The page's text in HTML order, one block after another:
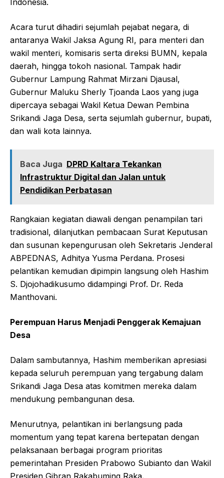
Indonesia.
Acara turut dihadiri sejumlah pejabat negara, di
antaranya Wakil Jaksa Agung RI, para menteri dan
wakil menteri, komisaris serta direksi BUMN, kepala
daerah, hingga tokoh nasional. Tampak hadir
Gubernur Lampung Rahmat Mirzani Djausal,
Gubernur Maluku Sherly Tjoanda Laos yang juga
dipercaya sebagai Wakil Ketua Dewan Pembina
Srikandi Jaga Desa, serta sejumlah gubernur, bupati,
dan wali kota lainnya.
Baca Juga DPRD Kaltara Tekankan
Infrastruktur Digital dan Jalan untuk
Pendidikan Perbatasan
Rangkaian kegiatan diawali dengan penampilan tari
tradisional, dilanjutkan pembacaan Surat Keputusan
dan susunan kepengurusan oleh Sekretaris Jenderal
ABPEDNAS, Adhitya Yusma Perdana. Prosesi
pelantikan kemudian dipimpin langsung oleh Hashim
S. Djojohadikusumo didampingi Prof. Dr. Reda
Manthovani.
Perempuan Harus Menjadi Penggerak Kemajuan
Desa
Dalam sambutannya, Hashim memberikan apresiasi
kepada seluruh perempuan yang tergabung dalam
Srikandi Jaga Desa atas komitmen mereka dalam
mendukung pembangunan desa.
Menurutnya, pelantikan ini berlangsung pada
momentum yang tepat karena bertepatan dengan
pelaksanaan berbagai program prioritas
pemerintahan Presiden Prabowo Subianto dan Wakil